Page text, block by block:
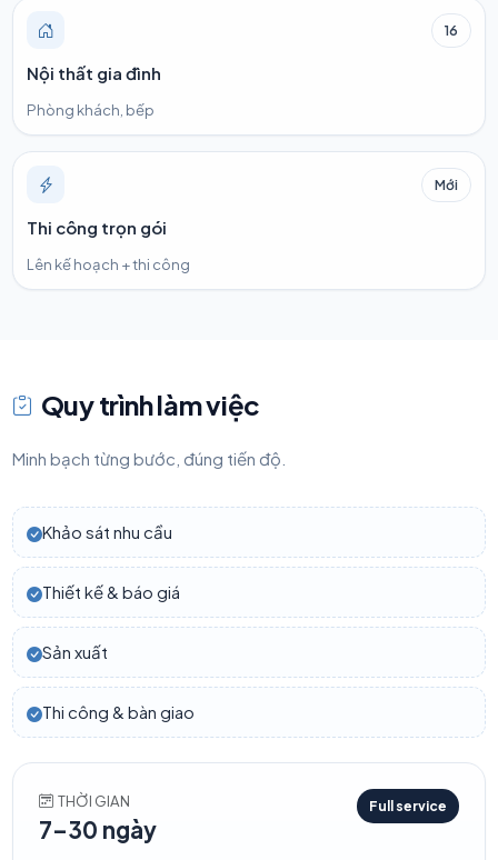
16
Nội thất gia đình
Phòng khách, bếp
Mới
Thi công trọn gói
Lên kế hoạch + thi công
Quy trình làm việc
Minh bạch từng bước, đúng tiến độ.
Khảo sát nhu cầu
Thiết kế & báo giá
Sản xuất
Thi công & bàn giao
THỜI GIAN
7–30 ngày
Full service